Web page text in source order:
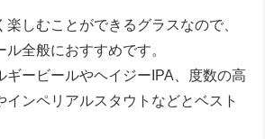
しむことができるグラスなので、
全般におすすめです。
ギービールやヘイジーIPA、度数の高
インペリアルスタウトなどとベスト